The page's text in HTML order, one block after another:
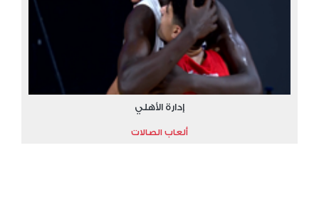
إدارة الأهلي
ألعاب الصالات